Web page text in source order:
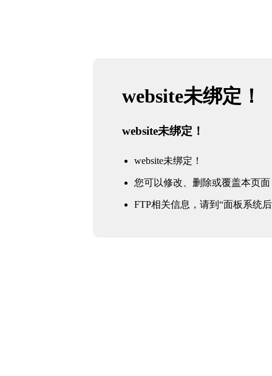
website未绑定！
website未绑定！
website未绑定！
您可以修改、删除或覆盖本页面
FTP相关信息，请到“面板系统